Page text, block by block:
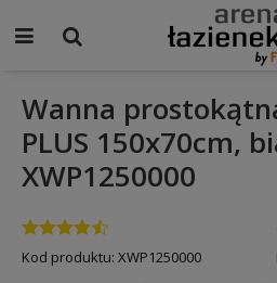
Wanna
PLUS 150x70cm,
XWP1250000
Kod produktu: XWP1250000